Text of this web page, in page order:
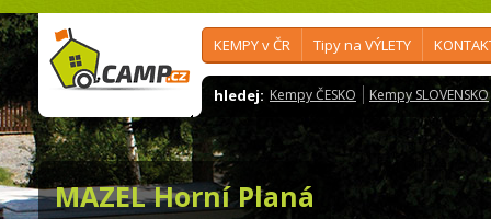
KEMPY v ČR Tipy na VÝLETY
hledej: Kempy ČESKO Kempy SLOVENSKO
MAZEL Horní Planá